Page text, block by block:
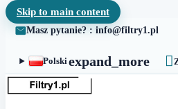
Skip to main content
Masz pytanie? : info@filtry1.pl
Polskiexpand_more 